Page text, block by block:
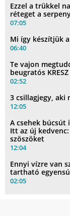
Ezzel a trükkel
réteget a
07:05
Mi így készítjük
06:40
Te vajon
beugratós
02:52
3 csillagjegy, aki
12:05
A csehek búcsút
Itt az új
szöszöket
12:04
Ennyi vízre van
tartható
02:05